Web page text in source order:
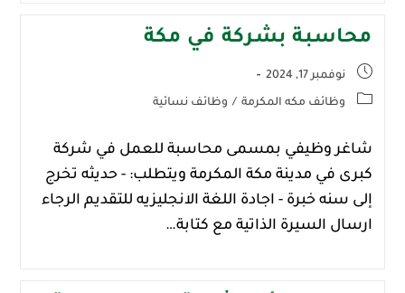
محاسبة بشركة في مكة
نوفمبر 17, 2024
وظائف مكه المكرمة / وظائف نسائية
شاغر وظيفي بمسمى محاسبة للعمل في شركة
كبرى في ‎مدينة مكة المكرمة ويتطلب: - حديثه تخرج
إلى سنه خبرة - اجادة اللغة الانجليزيه للتقديم الرجاء
ارسال السيرة الذاتية مع كتابة…